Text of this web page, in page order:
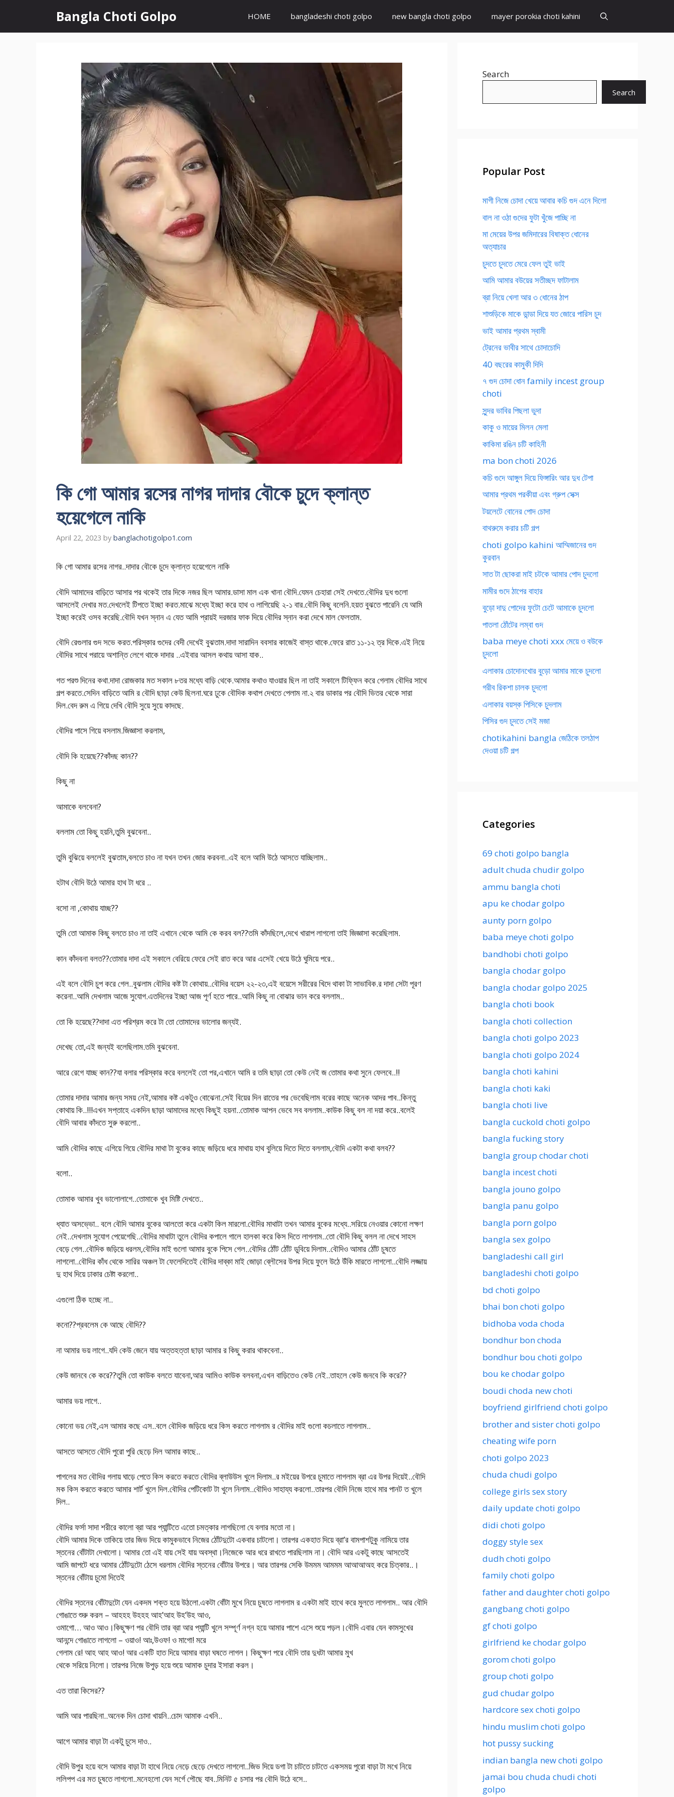
content
Bangla Choti Golpo HOME bangladeshi choti golpo new bangla choti golpo mayer porokia choti kahini
কি গো আমার রসের নাগর দাদার বৌকে চুদে ক্লান্ত
হয়েগেলে নাকি
April 22, 2023 by banglachotigolpo1.com
কি গো আমার রসের নাগর..দাদার বৌকে চুদে ক্লান্ত হয়েগেলে নাকি
বৌদি আমাদের বাড়িতে আসার পর থকেই তার দিকে নজর ছিল আমার.ডাসা মাল এক খানা বৌদি.যেমন চেহারা সেই দেখতে.বৌদির দুধ গুলো
আসলেই দেখার মত.দেখলেই টিপতে ইচ্ছা করত.মাঝে মধ্যে ইচ্ছা করে হাথ ও লাগিয়েছি ২-১ বার.বৌদি কিছু বলেনি.হয়ত বুঝতে পারেনি যে আমি
ইচ্ছা করেই ওসব করেছি.বৌদি যখন স্নান এ যেত আমি প্রায়ই দরজার ফাক দিয়ে বৌদির স্নান করা দেখে মাল ফেলতাম.
বৌদি রেগুলার গুদ সভে করত.পরিস্কার গুদের বেদী দেখেই বুঝতাম.দাদা সারাদিন ববসার কাজেই বাস্ত থাকে.ফেরে রাত ১১-১২ ত্র দিকে.এই নিয়ে
বৌদির সাথে পরায়ে অশান্তি লেগে থাকে দাদার ..এইবার আসল কথায় আসা যাক..
গত পরশু দিনের কথা.দাদা রোজকার মত সকাল ৮তর মধ্যে বাড়ি থেকে.আমার কথাও যাওয়ার ছিল না তাই সকালে টিফ্ফিন করে গেলাম বৌদির সাথে
গল্প করতে.সেদিন বাড়িতে আমি র বৌদি ছাড়া কেউ ছিলনা.ঘরে ঢুকে বৌদিক কথাপ দেখতে পেলাম না.২ বার ডাকার পর বৌদি ভিতর থেকে সারা
দিল.বেদ রুম এ গিয়ে দেখি বৌদি সুয়ে সুয়ে কাদছে.
বৌদির পাসে গিয়ে বসলাম.জিজ্ঞাসা করলাম,
বৌদি কি হয়েছে??কাঁদছ কান??
কিছু না
আমাকে বলবেনা?
বললাম তো কিছু হয়নি,তুমি বুঝবেনা..
তুমি বুঝিয়ে বললেই বুঝতাম,বলতে চাও না যখন তখন জোর করবনা..এই বলে আমি উঠে আসতে যাচ্ছিলাম..
হটাথ বৌদি উঠে আমার হাথ টা ধরে ..
বসো না ,কোথায় যাচ্ছ??
তুমি তো আমাক কিছু বলতে চাও না তাই এখানে থেকে আমি কে করব বল??তমি কাঁদছিলে,দেখে খারাপ লাগলো তাই জিজ্ঞাসা করেছিলাম.
কান কাঁদবনা বলত??তোমার দাদা এই সকালে বেরিয়ে ফেরে সেই রাত করে আর এসেই খেয়ে উঠে ঘুমিয়ে পরে..
এই বলে বৌদি চুপ করে গেল..বুঝলাম বৌদির কষ্ট টা কোথায়..বৌদির বয়েস ২২-২৩,এই বয়েসে সরীরের খিদে থাকা টা সাভাবিক.র দাদা সেটা পূরণ
করেনা..আমি দেখলাম আজে সুযোগ.এতদিনের ইচ্ছা আজ পূর্ণ হতে পারে..আমি কিছু না বোঝার ভান করে বললাম..
তো কি হয়েছে??দাদা এত পরিশ্রম করে টা তো তোমাদের ভালোর জন্যই.
দেখেছ তো,এই জন্যই বলেছিলাম.তমি বুঝবেনা.
আরে রেগে যাচ্ছ কান??যা বলার পরিস্কার করে বললেই তো পর,এখানে আমি র তমি ছাড়া তো কেউ নেই জ তোমার কথা সুনে ফেলবে..!!
তোমার দাদার আমার জন্য সময় নেই,আমার কষ্ট একটুও বোঝেনা.সেই বিয়ের দিন রাতের পর ভেবেছিলাম বরের কাছে অনেক আদর পাব..কিন্তু
কোথায় কি..!!!এখন সপ্তাহে একদিন ছাড়া আমাদের মধ্যে কিছুই হয়না..তোমাক আপন ভেবে সব বললাম..কাউক কিছু বল না দয়া করে..বলেই
বৌদি আবার কাঁদতে সুরু করলো..
আমি বৌদির কাছে এগিয়ে গিয়ে বৌদির মাথা টা বুকের কাছে জড়িয়ে ধরে মাথায় হাথ বুলিয়ে দিতে দিতে বললাম,বৌদি একটা কথা বলব??
বলো..
তোমাক আমার খুব ভালোলাগে..তোমাকে খুব মিষ্টি দেখতে..
ধ্যাত অসভ্ভো.. বলে বৌদি আমার বুকের আলতো করে একটা কিল মারলো.বৌদির মাথাটা তখন আমার বুকের মধ্যে..সরিয়ে নেওয়ার কোনো লক্ষণ
নেই..দেখলাম সুযোগ পেয়েগেছি..বৌদির মাথাটা তুলে বৌদির কপালে গালে হালকা করে কিস দিতে লাগলাম..তো বৌদি কিছু বলল না দেখে সাহস
বেড়ে গেল..বৌদিক জড়িয়ে ধরলম,বৌদির মাই গুলো আমার বুকে পিসে গেল..বৌদির ঠোঁট ঠোঁট ডুবিয়ে দিলাম..বৌদিও আমার ঠোঁট চুষতে
লাগলো..বৌদির কাঁধ থেকে সারির অঞ্চল টা ফেলেদিতেই বৌদির দাব্কা মাই জোড়া ব্লৌসের উপর দিয়ে ফুলে উঠে উঁকি মারতে লাগলো..বৌদি লজ্জায়
দু হাথ দিয়ে ঢাকার চেষ্টা করলো..
এগুলো ঠিক হচ্ছে না..
কনো??প্রবলেম কে আছে বৌদি??
না আমার ভয় লাগে..যদি কেউ জেনে যায় অত্তহত্তা ছাড়া আমার র কিছু করার থাকবেনা..
কেউ জানবে কে করে??তুমি তো কাউক বলতে যাবেনা,আর আমিও কাউক বলবনা,এখন বাড়িতেও কেউ নেই..তাহলে কেউ জনবে কি করে??
আমার ভয় লাগে..
কোনো ভয় নেই,এস আমার কছে এস..বলে বৌদিক জড়িয়ে ধরে কিস করতে লাগলাম র বৌদির মাই গুলো কচলাতে লাগলাম..
আসতে আসতে বৌদি পুরো পুরি ছেড়ে দিল আমার কাছে..
পাগলের মত বৌদির গলায় ঘাড়ে পেতে কিস করতে করতে বৌদির ব্লাউউস খুলে দিলাম..র মইয়ের উপরে চুমাতে লাগলাম ব্রা এর উপর দিয়েই..বৌদি
মক কিস করতে করতে আমার শার্ট খুলে দিল.বৌদির পেটিকোট টা খুলে নিলাম..বৌদিও সাহায্য করলো..তারপর বৌদি নিজে হাথে মার পানট ত খুলে
দিল..
বৌদির ফর্সা সাদা শরীরে কালো ব্রা আর প্যান্টিতে এতো চমত্কার লাগছিলো যে বলার মতো না।
বৌদি আমার দিকে তাকিয়ে তার জিভ দিয়ে কামুকভাবে নিজের ঠোঁটদুটো একবার চাটলো। তারপর একহাত দিয়ে ব্রা’র বামপাশটুকু নামিয়ে তার
স্তনের বোঁটাটা দেখালো। আমার তো এই যায় সেই যায় অবস্থা।নিজেকে আর ধরে রাখতে পারছিলাম না। বৌদি আর একটু কাছে আসতেই
আমি জাপটে ধরে আমার ঠোঁটদুটো ঠেসে ধরলাম বৌদির স্তনের বোঁটার উপরে। আর তারপর সেকি উমমম আমমম আআআঅহ করে চিত্কার..।
স্তনের বোঁটায় চুমো দিতেই
বৌদির স্তনের বোঁটাদুটো যেন একদম শক্ত হয়ে উঠলো.একটা বোঁটা মুখে নিয়ে চুষতে লাগলাম র একটা মাই হাথে করে মুলতে লাগলাম.. আর বৌদি
গোঙাতে শুরু করল – আহহহ উহহহ আহ’আহ উহ’উহ আও,
ওমাগো… আও আও।কিছুক্ষণ পর বৌদি তার ব্রা আর প্যান্টি খুলে সম্পূর্ণ নগ্ন হয়ে আমার পাশে এসে শুয়ে পড়ল।বৌদি এবার যেন কামসুখের
আনন্দে গোঙাতে লাগলো – ওয়াও! আঃ,উওফ! ও মাগো! মরে
গেলাম রে! আহ আহ আও! আর একটি হাত দিয়ে আমার বাড়া ঘষতে লাগল। কিছুক্ষণ পরে বৌদি তার দুধটা আমার মুখ
থেকে সরিয়ে নিলো। তারপর নিজে উপুড় হয়ে শুয়ে আমাক চুদার ইসারা করল।
এত তারা কিসের??
আমি আর পারছিনা..অনেক দিন চোদা খায়নি..চোদ আমাক এখনি..
আগে আমার বাড়া টা একটু চুসে দাও..
বৌদি উপুর হয়ে বসে আমার বাড়া টা হাথে নিয়ে নেড়ে ছেড়ে দেখতে লাগলো..জিভ দিয়ে ডগা টা চাটতে চাটতে একসময় পুরো বাড়া টা মখে নিয়ে
ললিপপ এর মত চুষতে লাগলো..মনেহলো যেন সর্গে পৌছে যাব..মিনিট ৫ চসার পর বৌদি উঠে বসে..
Search
Search
Popular Post
মাগী নিজে চোদা খেয়ে আবার কচি গুদ এনে দিলো
বাল না ওঠা গুদের ফুটা খুঁজে পাচ্ছি না
মা মেয়ের উপর জমিদারের বিষাক্ত ধোনের
অত্যাচার
চুদতে চুদতে মেরে ফেল তুই ভাই
আমি আমার বউয়ের সতীচ্ছদ ফাটালাম
ব্রা নিয়ে খেলা আর ৩ ধোনের ঠাপ
শাশুড়িকে মাকে ডান্ডা দিয়ে যত জোরে পারিস চুদ
ভাই আমার প্রথম স্বামী
ট্রেনের ভাবীর সাথে চোদাচোদি
40 বছরের কামুকী দিদি
৭ গুদ চোদা ধোন family incest group
choti
সুন্দর ভাবির পিছলা ভুদা
কাকু ও মায়ের মিলন মেলা
কাকিমা রঙিন চটি কাহিনী
ma bon choti 2026
কচি গুদে আঙ্গুল দিয়ে ফিঙ্গারিং আর দুধ টেপা
আমার প্রথম পরকীয়া এবং গ্রুপ সেক্স
টয়লেটে বোনের পোদ চোদা
বাথরুমে করার চটি গল্প
choti golpo kahini আম্মিজানের গুদ
কুরবান
সাত টা ছোকরা মাই চটকে আমার পোদ চুদলো
মামীর গুদে ঠাপের বাহার
বুড়ো দাদু পোদের ফুটো চেটে আমাকে চুদলো
পাতলা ঠোঁটের লম্বা গুদ
baba meye choti xxx মেয়ে ও বউকে
চুদলো
এলাকার চোদোনখোর বুড়ো আমার মাকে চুদলো
গরীব রিকশা চালক চুদলো
এলাকার বয়স্ক পিসিকে চুদলাম
পিসির গুদ চুদতে সেই মজা
chotikahini bangla জেঠিকে তলঠাপ
দেওয়া চটি গল্প
Categories
69 choti golpo bangla
adult chuda chudir golpo
ammu bangla choti
apu ke chodar golpo
aunty porn golpo
baba meye choti golpo
bandhobi choti golpo
bangla chodar golpo
bangla chodar golpo 2025
bangla choti book
bangla choti collection
bangla choti golpo 2023
bangla choti golpo 2024
bangla choti kahini
bangla choti kaki
bangla choti live
bangla cuckold choti golpo
bangla fucking story
bangla group chodar choti
bangla incest choti
bangla jouno golpo
bangla panu golpo
bangla porn golpo
bangla sex golpo
bangladeshi call girl
bangladeshi choti golpo
bd choti golpo
bhai bon choti golpo
bidhoba voda choda
bondhur bon choda
bondhur bou choti golpo
bou ke chodar golpo
boudi choda new choti
boyfriend girlfriend choti golpo
brother and sister choti golpo
cheating wife porn
choti golpo 2023
chuda chudi golpo
college girls sex story
daily update choti golpo
didi choti golpo
doggy style sex
dudh choti golpo
family choti golpo
father and daughter choti golpo
gangbang choti golpo
gf choti golpo
girlfriend ke chodar golpo
gorom choti golpo
group choti golpo
gud chudar golpo
hardcore sex choti golpo
hindu muslim choti golpo
hot pussy sucking
indian bangla new choti golpo
jamai bou chuda chudi choti
golpo